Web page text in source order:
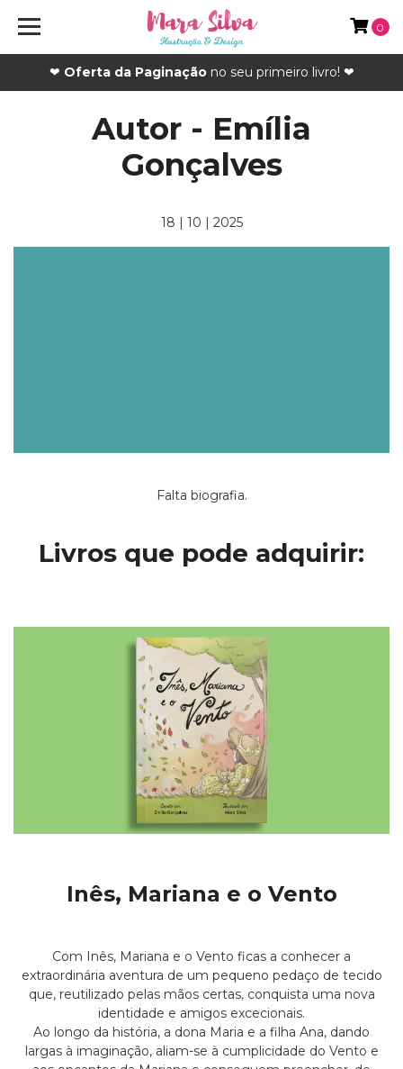
❤ Oferta da Paginaçãono seu primeiro livro! ❤
0
Autor - Emília
Gonçalves
18 | 10 | 2025
Falta biografia.
Livros que pode adquirir:
Inês, Mariana e o Vento
Com Inês, Mariana e o Vento ficas a conhecer a
extraordinária aventura de um pequeno pedaço de tecido
que, reutilizado pelas mãos certas, conquista uma nova
identidade e amigos excecionais.
Ao longo da história, a dona Maria e a filha Ana, dando
largas à imaginação, aliam-se à cumplicidade do Vento e